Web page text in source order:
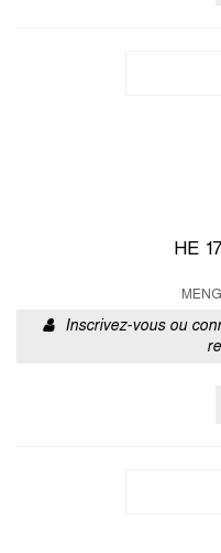
HE
Inscrivez-vous ou